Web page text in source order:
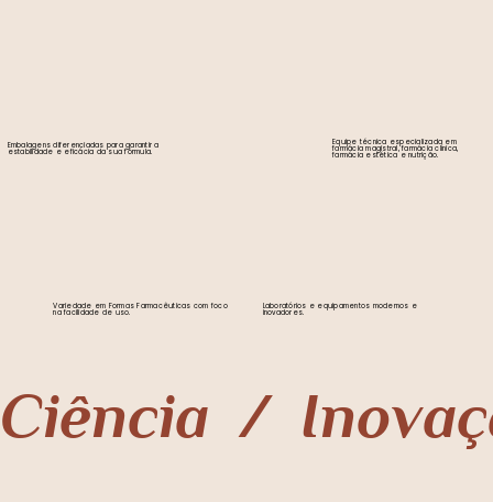
Embalagens diferenciadas para garantir a
estabilidade e eficácia da sua fórmula.
Variedade em Formas Farmacêuticas com foco
na facilidade de uso.
Laboratórios e equipamentos modernos e
inovadores.
Equipe técnica especializada em
farmácia magistral, farmácia clínica,
farmácia estética e nutrição.
Ciência  /